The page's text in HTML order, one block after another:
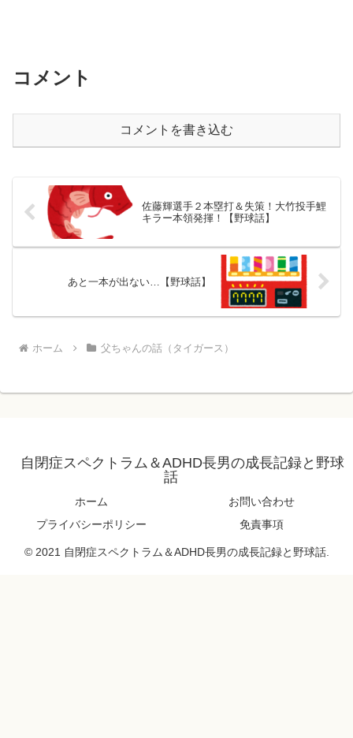
コメント
コメントを書き込む
佐藤輝選手２本塁打＆失策！大竹投手鯉
キラー本領発揮！【野球話】
あと一本が出ない…【野球話】
ホーム 父ちゃんの話（タイガース）
自閉症スペクトラム＆ADHD長男の成長記録と野球
話
ホーム
お問い合わせ
プライバシーポリシー
免責事項
© 2021 自閉症スペクトラム＆ADHD長男の成長記録と野球話.